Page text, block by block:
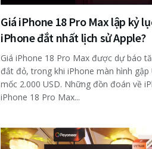
Giá iPhone 18 Pro Max lập kỷ
iPhone đắt nhất lịch sử Apple?
Giá iPhone 18 Pro Max được dự báo
đắt đỏ, trong khi iPhone màn hình
mốc 2.000 USD. Những đồn đoán về
iPhone 18 Pro Max...